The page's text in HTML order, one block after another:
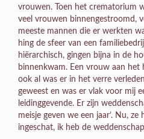
vrouwen. Toen het crematorium
veel vrouwen binnengestroomd,
meeste mannen die er werkten
hing de sfeer van een
hiërarchisch, gingen bijna in de
binnenkwam. Een vrouw aan
ook al was er in het verre
geweest en was er vlak voor mij
leidinggevende. Er zijn
meisje geven we een jaar’. Nu,
ingeschat, ik heb de